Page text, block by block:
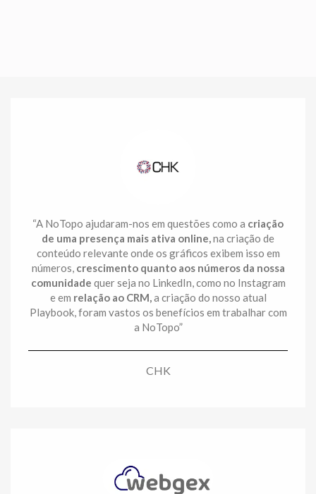
“A NoTopo ajudaram-nos em questões como a criação
de uma presença mais ativa online, na criação de
conteúdo relevante onde os gráficos exibem isso em
números, crescimento quanto aos números da nossa
comunidade quer seja no LinkedIn, como no Instagram
e em relação ao CRM, a criação do nosso atual
Playbook, foram vastos os benefícios em trabalhar com
a NoTopo”
CHK